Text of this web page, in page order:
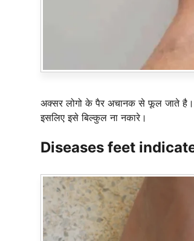
अक्सर लोगो के पैर अचानक से फूल जाते है।
इसलिए इसे बिल्कुल ना नकारे।
Diseases feet indicate